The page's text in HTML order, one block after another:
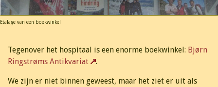
Etalage van een boekwinkel
Tegenover het hospitaal is een enorme boekwinkel: Bjørn
Ringstrøms Antikvariat
.
We zijn er niet binnen geweest, maar het ziet er uit als